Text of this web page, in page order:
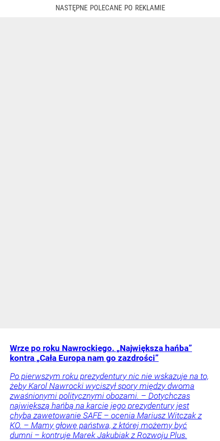
Wrze po roku Nawrockiego. „Największa hańba”
kontra „Cała Europa nam go zazdrości”
Po pierwszym roku prezydentury nic nie wskazuje na to,
żeby Karol Nawrocki wyciszył spory między dwoma
zwaśnionymi politycznymi obozami. – Dotychczas
największą hańbą na karcie jego prezydentury jest
chyba zawetowanie SAFE – ocenia Mariusz Witczak z
KO. – Mamy głowę państwa, z której możemy być
dumni – kontruje Marek Jakubiak z Rozwoju Plus.